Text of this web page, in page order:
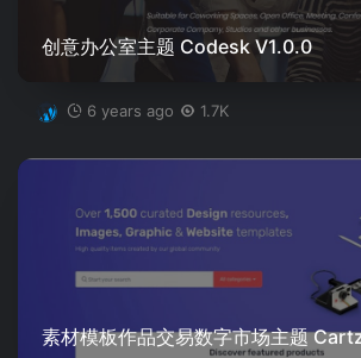
创意办公室主题 Codesk V1.0.0
6 years ago 1.7K
素材模板作品交易数字市场主题